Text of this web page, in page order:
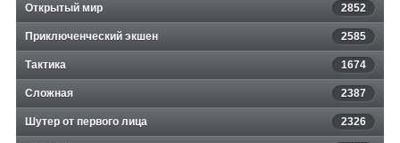
Открытый мир 2852
Приключенческий экшен 2585
Тактика 1674
Сложная 2387
Шутер от первого лица 2326